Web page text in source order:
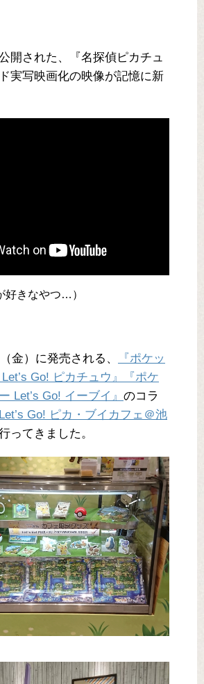
開された、『名探偵ピカチュ
実写映画化の映像が記憶に新
好きなやつ…）
金）に発売される、
『ポケッ
Go! ピカチュウ』『ポケ
Let’s Go! イーブイ』 のコラ
Let’s Go! ピカ・ブイカフェ＠池
ってきました。